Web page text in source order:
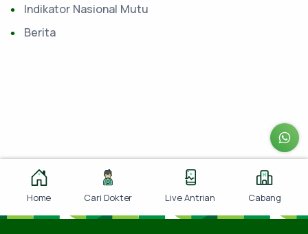
Indikator Nasional Mutu
Berita
Home Cari Dokter Live Antrian Cabang